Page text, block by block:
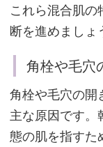
要
チ
ェ
ク！
これら混合肌
断を進めましょ
角栓や毛穴
角栓や毛穴の開
主な原因です。
態の肌を指すた